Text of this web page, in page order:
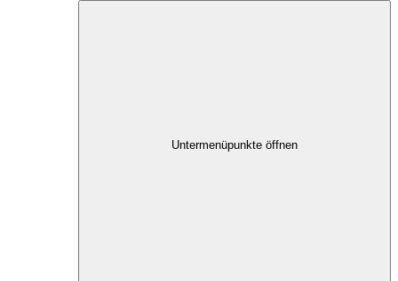
Untermenüpunkte öffnen